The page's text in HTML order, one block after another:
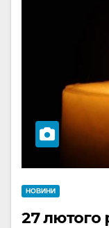
НОВИНИ
27 лютого